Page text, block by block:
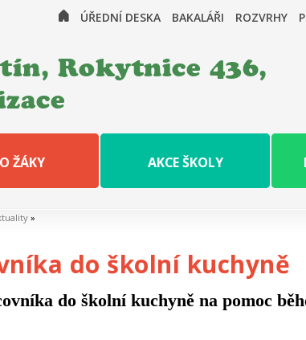
ÚŘEDNÍ DESKA BAKALÁŘI ROZVRHY
Rokytnice 436,
ŽÁKY AKCE ŠKOLY
»
do školní kuchyně
do školní kuchyně na pomoc